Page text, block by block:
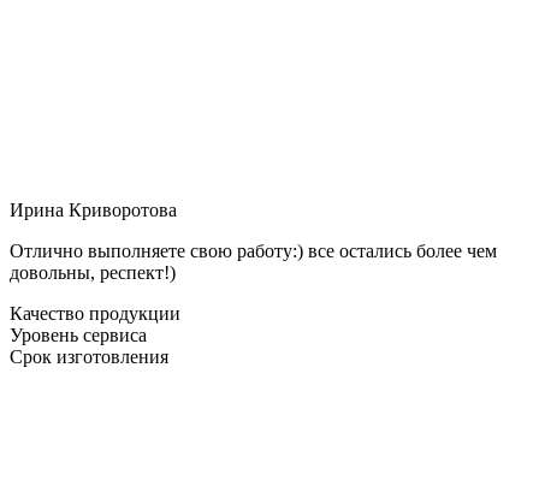
Ирина Криворотова
Отлично выполняете свою работу:) все остались более чем
довольны, респект!)
Качество продукции
Уровень сервиса
Срок изготовления